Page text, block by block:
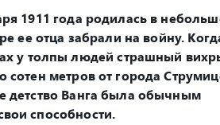
1911 года родилась в
ее отца забрали на войну.
у толпы людей страшный
метров от города
детство Ванга была обычным
способности.